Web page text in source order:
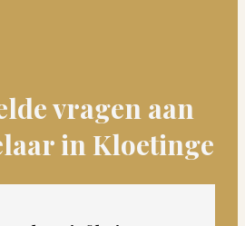
vragen aan
in Kloetinge